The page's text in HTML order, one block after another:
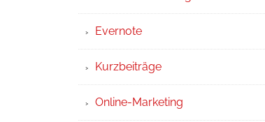
Evernote
Kurzbeiträge
Online-Marketing